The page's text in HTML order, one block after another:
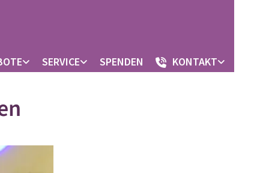
SERVICE SPENDEN KONTAKT